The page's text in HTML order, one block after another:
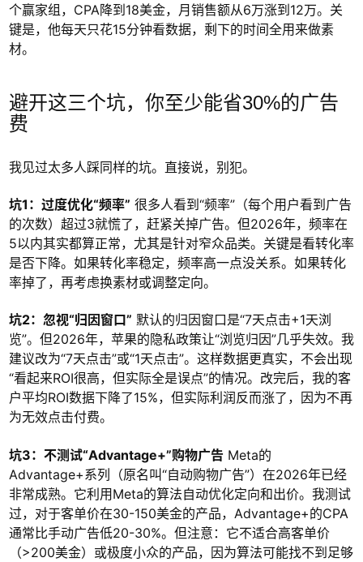
个赢家组，CPA降到18美金，月销售额从6万涨到12万。关
键是，他每天只花15分钟看数据，剩下的时间全用来做素
材。
避开这三个坑，你至少能省30%的广告
费
我见过太多人踩同样的坑。直接说，别犯。
坑1：过度优化“频率” 很多人看到“频率”（每个用户看到广告
的次数）超过3就慌了，赶紧关掉广告。但2026年，频率在
5以内其实都算正常，尤其是针对窄众品类。关键是看转化率
是否下降。如果转化率稳定，频率高一点没关系。如果转化
率掉了，再考虑换素材或调整定向。
坑2：忽视“归因窗口” 默认的归因窗口是“7天点击+1天浏
览”。但2026年，苹果的隐私政策让“浏览归因”几乎失效。我
建议改为“7天点击”或“1天点击”。这样数据更真实，不会出现
“看起来ROI很高，但实际全是误点”的情况。改完后，我的客
户平均ROI数据下降了15%，但实际利润反而涨了，因为不再
为无效点击付费。
坑3：不测试“Advantage+”购物广告 Meta的
Advantage+系列（原名叫“自动购物广告”）在2026年已经
非常成熟。它利用Meta的算法自动优化定向和出价。我测试
过，对于客单价在30-150美金的产品，Advantage+的CPA
通常比手动广告低20-30%。但注意：它不适合高客单价
（>200美金）或极度小众的产品，因为算法可能找不到足够